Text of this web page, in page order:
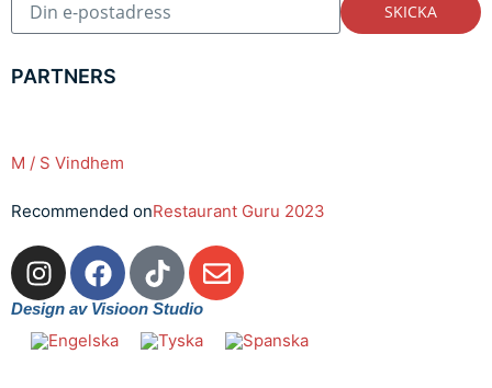
SKICKA
PARTNERS
M / S Vindhem
Recommended onRestaurant Guru 2023
Design av Visioon Studio